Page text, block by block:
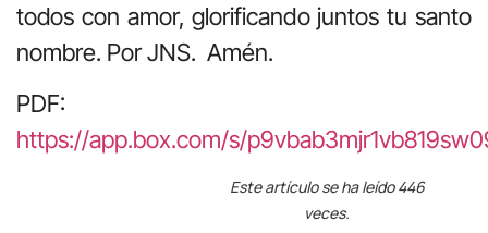
todos con amor, glorificando juntos tu santo
nombre. Por JNS. Amén.
PDF:
https://app.box.com/s/
Este artículo se ha leído 446
veces.